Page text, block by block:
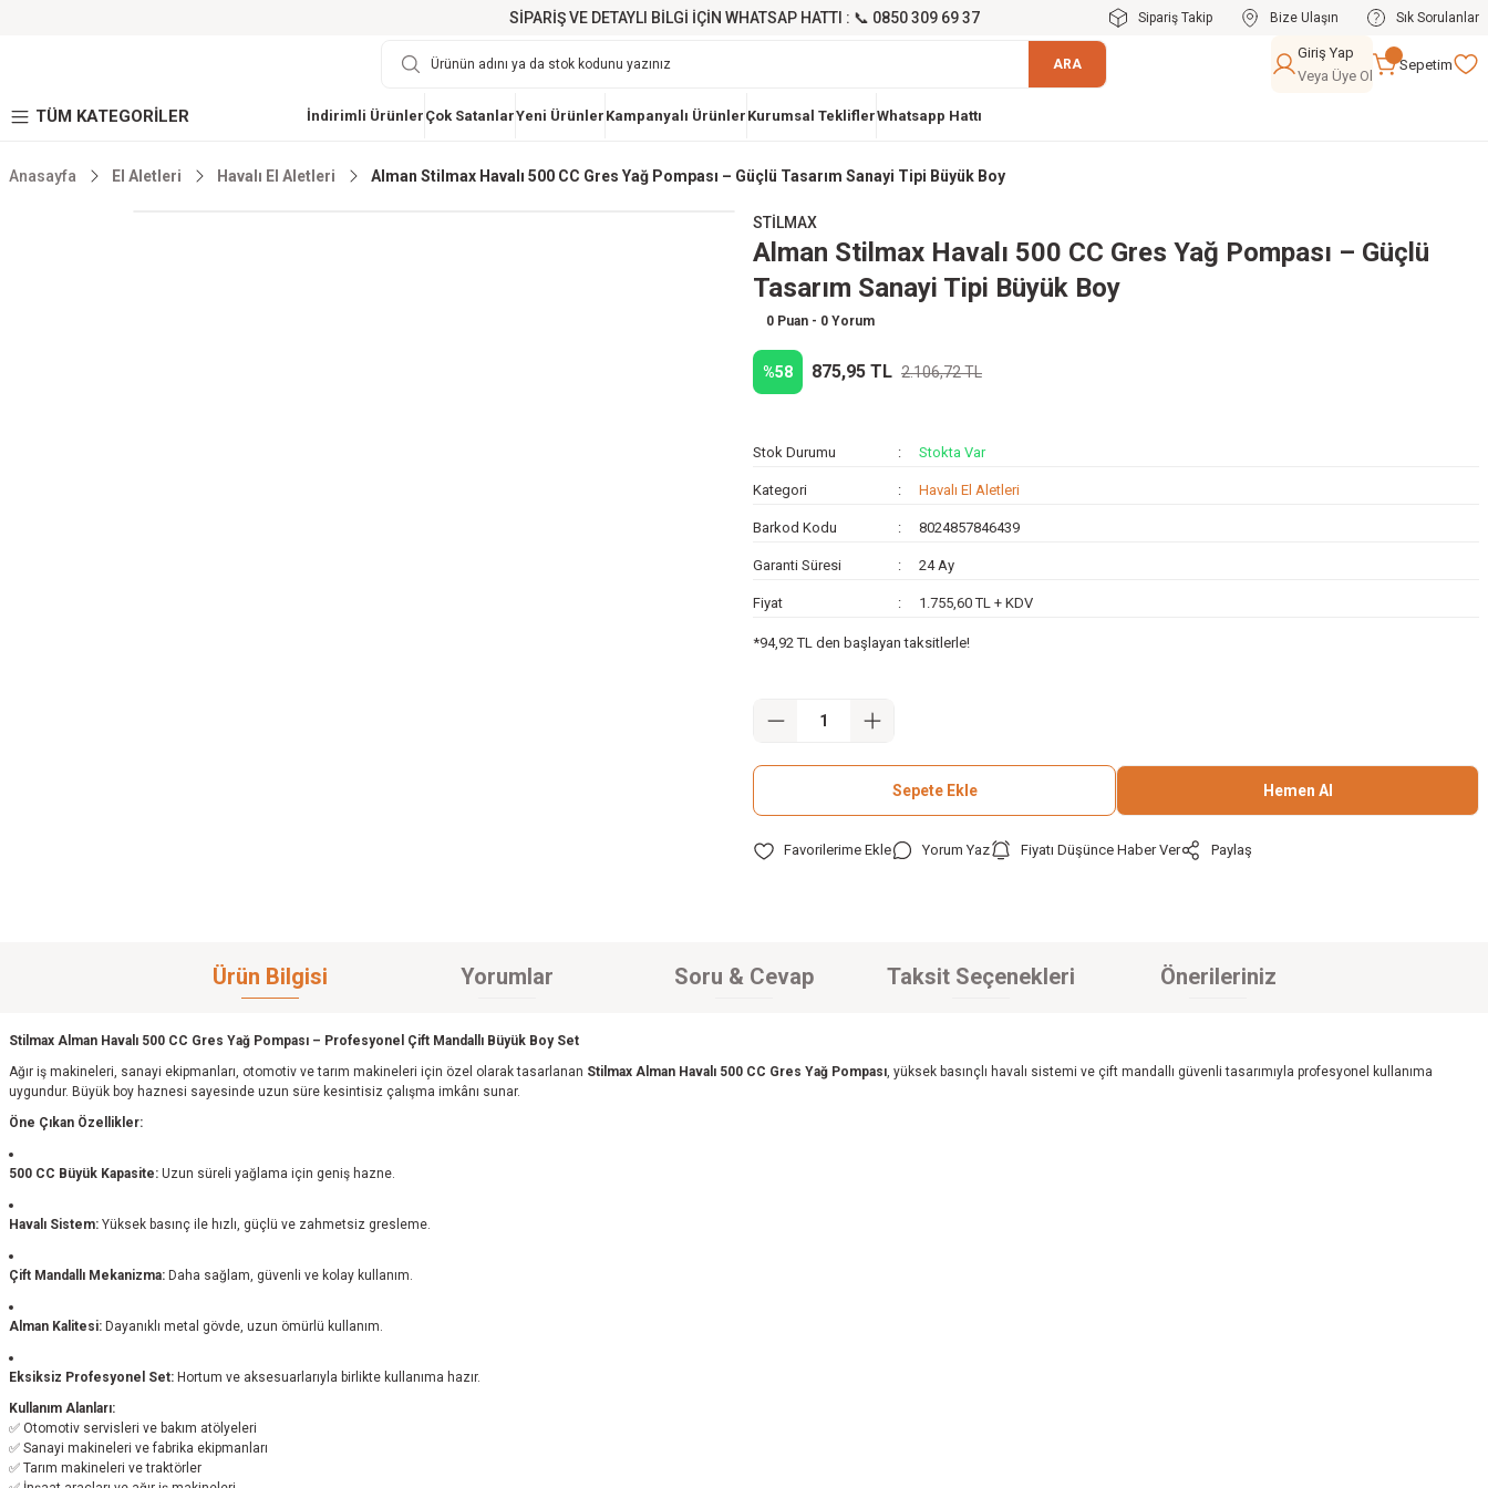
SİPARİŞ VE DETAYLI BİLGİ İÇİN WHATSAP HATTI : 📞 0850 309 69 37 Sipariş Takip Bize Ulaşın Sık Sorulanlar
ARA
Giriş Yap
Veya Üye Ol
Sepetim
TÜM KATEGORİLER İndirimli Ürünler Çok SatanlarYeni Ürünler Kampanyalı Ürünler Kurumsal TekliflerWhatsapp Hattı
Anasayfa El Aletleri Havalı El Aletleri Alman Stilmax Havalı 500 CC Gres Yağ Pompası – Güçlü Tasarım Sanayi Tipi Büyük Boy
STİLMAX
Alman Stilmax Havalı 500 CC Gres Yağ Pompası – Güçlü
Tasarım Sanayi Tipi Büyük Boy
0 Puan - 0 Yorum
%58 875,95 TL 2.106,72 TL
Stok Durumu Stokta Var
Kategori Havalı El Aletleri
Barkod Kodu 8024857846439
Garanti Süresi 24 Ay
Fiyat 1.755,60 TL + KDV
*94,92 TL den başlayan taksitlerle!
Sepete Ekle Hemen Al
Yorum Yaz Fiyatı Düşünce Haber Ver Paylaş
Ürün Bilgisi Yorumlar Soru & Cevap Taksit Seçenekleri Önerileriniz
Stilmax Alman Havalı 500 CC Gres Yağ Pompası – Profesyonel Çift Mandallı Büyük Boy Set
Ağır iş makineleri, sanayi ekipmanları, otomotiv ve tarım makineleri için özel olarak tasarlanan Stilmax Alman Havalı 500 CC Gres Yağ Pompası , yüksek basınçlı havalı sistemi ve çift mandallı güvenli tasarımıyla profesyonel kullanıma
uygundur. Büyük boy haznesi sayesinde uzun süre kesintisiz çalışma imkânı sunar.
Öne Çıkan Özellikler:
500 CC Büyük Kapasite: Uzun süreli yağlama için geniş hazne.
Havalı Sistem: Yüksek basınç ile hızlı, güçlü ve zahmetsiz gresleme.
Çift Mandallı Mekanizma: Daha sağlam, güvenli ve kolay kullanım.
Alman Kalitesi: Dayanıklı metal gövde, uzun ömürlü kullanım.
Eksiksiz Profesyonel Set: Hortum ve aksesuarlarıyla birlikte kullanıma hazır.
Kullanım Alanları:
✅ Otomotiv servisleri ve bakım atölyeleri
✅ Sanayi makineleri ve fabrika ekipmanları
✅ Tarım makineleri ve traktörler